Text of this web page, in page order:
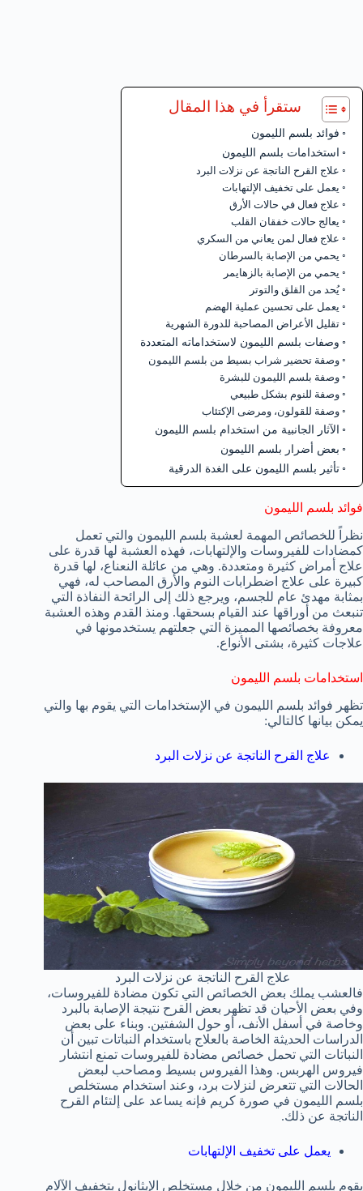
ستقرأ في هذا المقال
فوائد بلسم الليمون
استخدامات بلسم الليمون
علاج القرح الناتجة عن نزلات البرد
يعمل على تخفيف الإلتهابات
علاج فعال في حالات الأرق
يعالج حالات خفقان القلب
علاج فعال لمن يعاني من السكري
يحمي من الإصابة بالسرطان
يحمي من الإصابة بالزهايمر
يُحد من القلق والتوتر
يعمل على تحسين عملية الهضم
تقليل الأعراض المصاحبة للدورة الشهرية
وصفات بلسم الليمون لاستخداماته المتعددة
وصفة تحضير شراب بسيط من بلسم الليمون
وصفة بلسم الليمون للبشرة
وصفة للنوم بشكل طبيعي
وصفة للقولون، ومرضى الإكتئاب
الآثار الجانبية من استخدام بلسم الليمون
بعض أضرار بلسم الليمون
تأثير بلسم الليمون على الغدة الدرقية
فوائد بلسم الليمون
نظراً للخصائص المهمة لعشبة بلسم الليمون والتي تعمل
كمضادات للفيروسات والإلتهابات، فهذه العشبة لها قدرة على
علاج أمراض كثيرة ومتعددة. وهي من عائلة النعناع، لها قدرة
كبيرة على علاج اضطرابات النوم والأرق المصاحب له، فهي
بمثابة مهدئ عام للجسم، ويرجع ذلك إلى الرائحة النفاذة التي
تنبعث من أوراقها عند القيام بسحقها. ومنذ القدم وهذه العشبة
معروفة بخصائصها المميزة التي جعلتهم يستخدمونها في
علاجات كثيرة، بشتى الأنواع.
استخدامات بلسم الليمون
تظهر فوائد بلسم الليمون في الإستخدامات التي يقوم بها والتي
يمكن بيانها كالتالي:
علاج القرح الناتجة عن نزلات البرد
علاج القرح الناتجة عن نزلات البرد
فالعشب يملك بعض الخصائص التي تكون مضادة للفيروسات،
وفي بعض الأحيان قد تظهر بعض القرح نتيجة الإصابة بالبرد
وخاصة في أسفل الأنف، أو حول الشفتين. وبناء على بعض
الدراسات الحديثة الخاصة بالعلاج باستخدام النباتات تبين أن
النباتات التي تحمل خصائص مضادة للفيروسات تمنع انتشار
فيروس الهربس. وهذا الفيروس بسيط ومصاحب لبعض
الحالات التي تتعرض لنزلات برد، وعند استخدام مستخلص
بلسم الليمون في صورة كريم فإنه يساعد على إلتئام القرح
الناتجة عن ذلك.
يعمل على تخفيف الإلتهابات
يقوم بلسم الليمون من خلال مستخلص الإيثانول بتخفيف الآلام